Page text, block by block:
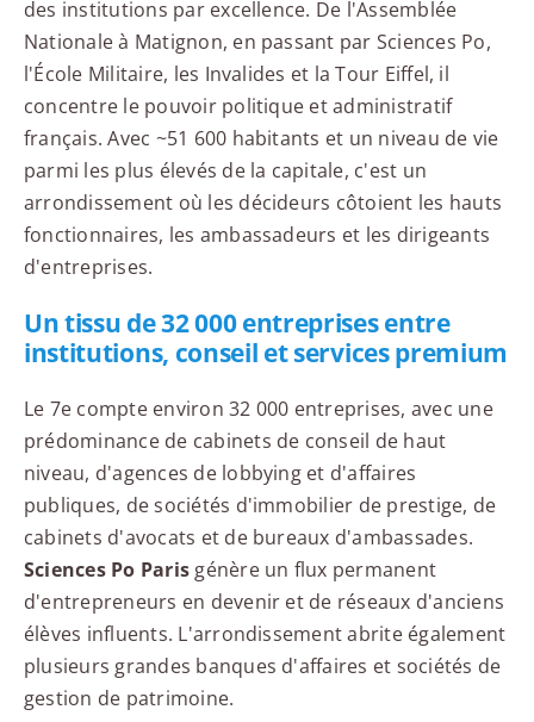
des institutions par excellence. De l'Assemblée
Nationale à Matignon, en passant par Sciences Po,
l'École Militaire, les Invalides et la Tour Eiffel, il
concentre le pouvoir politique et administratif
français. Avec ~51 600 habitants et un niveau de vie
parmi les plus élevés de la capitale, c'est un
arrondissement où les décideurs côtoient les hauts
fonctionnaires, les ambassadeurs et les dirigeants
d'entreprises.
Un tissu de 32 000 entreprises entre
institutions, conseil et services premium
Le 7e compte environ 32 000 entreprises, avec une
prédominance de cabinets de conseil de haut
niveau, d'agences de lobbying et d'affaires
publiques, de sociétés d'immobilier de prestige, de
cabinets d'avocats et de bureaux d'ambassades.
Sciences Po Paris génère un flux permanent
d'entrepreneurs en devenir et de réseaux d'anciens
élèves influents. L'arrondissement abrite également
plusieurs grandes banques d'affaires et sociétés de
gestion de patrimoine.